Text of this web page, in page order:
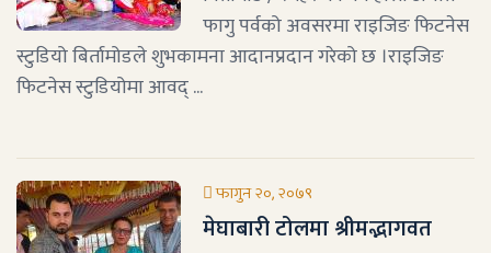
फागु पर्वको अवसरमा राइजिङ फिटनेस
स्टुडियो बिर्तामोडले शुभकामना आदानप्रदान गरेको छ ।राइजिङ
फिटनेस स्टुडियोमा आवद् ...
फागुन २०, २०७९
मेघाबारी टोलमा श्रीमद्भागवत